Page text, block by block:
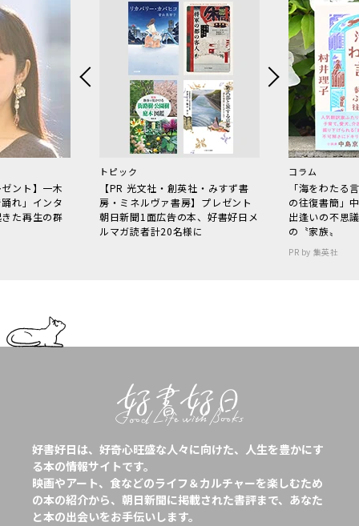
ント】一木
れ」インタ
た再生の群
トピック
【PR 光文社・創英社・みすず書
房・ミネルヴァ書房】プレゼント
朝日新聞1面広告の本、好書好日メ
ルマガ読者計20名様に
コラム
「海をわた
の往復書簡」
出逢いの不思
の〝家族〟
PR by 集英社
好書好日は、好奇心旺盛な人々に向けた、人生を豊かにす
る本の情報サイトです。
映画やアート、食などのライフ＆カルチャーを楽しむため
の本の紹介から、朝日新聞に掲載された書評まで、あなた
と本の出会いをお手伝いします。